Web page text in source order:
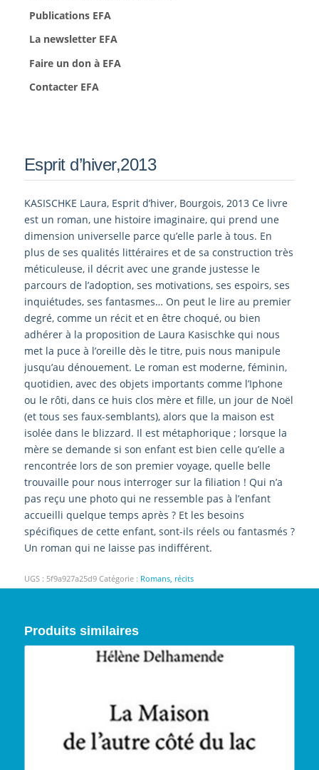
Publications EFA
La newsletter EFA
Faire un don à EFA
Contacter EFA
Esprit d’hiver,2013
KASISCHKE Laura, Esprit d’hiver, Bourgois, 2013 Ce livre
est un roman, une histoire imaginaire, qui prend une
dimension universelle parce qu’elle parle à tous. En
plus de ses qualités littéraires et de sa construction très
méticuleuse, il décrit avec une grande justesse le
parcours de l’adoption, ses motivations, ses espoirs, ses
inquiétudes, ses fantasmes… On peut le lire au premier
degré, comme un récit et en être choqué, ou bien
adhérer à la proposition de Laura Kasischke qui nous
met la puce à l’oreille dès le titre, puis nous manipule
jusqu’au dénouement. Le roman est moderne, féminin,
quotidien, avec des objets importants comme l’Iphone
ou le rôti, dans ce huis clos mère et fille, un jour de Noël
(et tous ses faux-semblants), alors que la maison est
isolée dans le blizzard. Il est métaphorique ; lorsque la
mère se demande si son enfant est bien celle qu’elle a
rencontrée lors de son premier voyage, quelle belle
trouvaille pour nous interroger sur la filiation ! Qui n’a
pas reçu une photo qui ne ressemble pas à l’enfant
accueilli quelque temps après ? Et les besoins
spécifiques de cette enfant, sont-ils réels ou fantasmés ?
Un roman qui ne laisse pas indifférent.
UGS : 5f9a927a25d9 Catégorie : Romans, récits
Produits similaires